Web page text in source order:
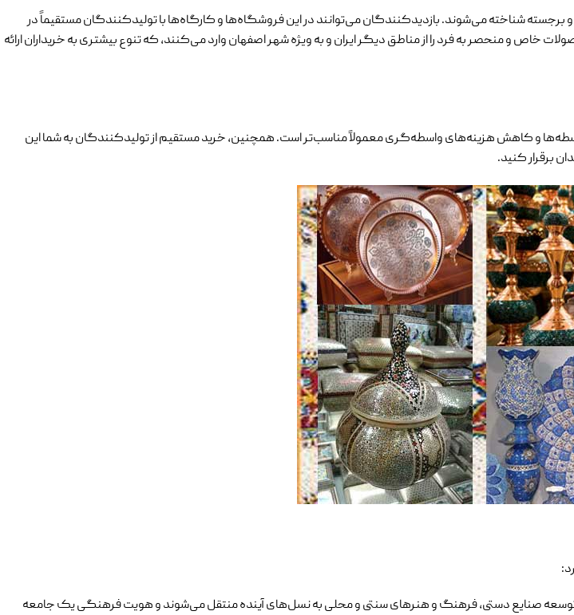
برجسته شناخته می‌شوند. بازدیدکنندگان می‌توانند در این فروشگاه‌ها و کارگاه‌ها با تولیدکنندگان مستقیماً در
خاص و منحصر به فرد را از مناطق دیگر ایران و به ویژه شهر اصفهان وارد می‌کنند، که تنوع بیشتری به خریداران ارائه
و کاهش هزینه‌های واسطه‌گری معمولاً مناسب‌تر است. همچنین، خرید مستقیم از تولیدکنندگان به شما این
برقرار کنید.
توسعه صنایع دستی، فرهنگ و هنرهای سنتی و محلی به نسل‌های آینده منتقل می‌شوند و هویت فرهنگی یک جامعه